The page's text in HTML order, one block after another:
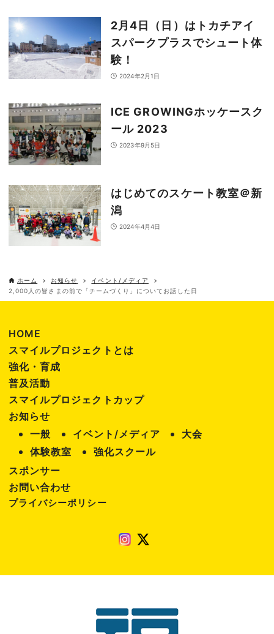
2月4日（日）はトカチアイ
スパークプラスでシュート体
験！
2024年2月1日
ICE GROWINGホッケースク
ール 2023
2023年9月5日
はじめてのスケート教室＠新
潟
2024年4月4日
ホーム お知らせ
イベント/メディア
2,000人の皆さまの前で「チームづくり」についてお話した日
HOME
スマイルプロジェクトとは
強化・育成
普及活動
スマイルプロジェクトカップ
お知らせ
一般
イベント/メディア
大会
体験教室
強化スクール
スポンサー
お問い合わせ
プライバシーポリシー